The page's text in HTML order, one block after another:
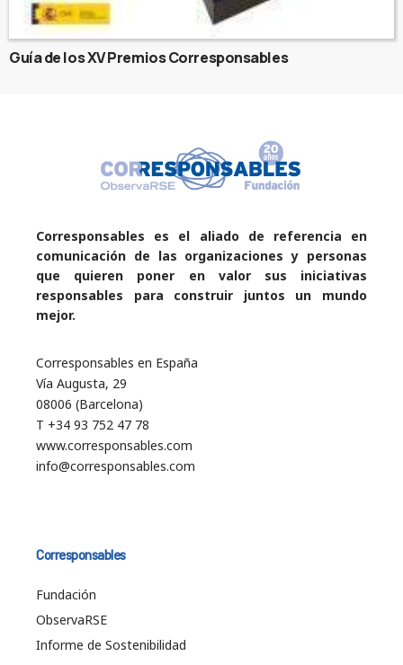
Guía de los XV Premios Corresponsables
Corresponsables es el aliado de referencia en
comunicación de las organizaciones y personas
que quieren poner en valor sus iniciativas
responsables para construir juntos un mundo
mejor.
Corresponsables en España
Vía Augusta, 29
08006 (Barcelona)
T +34 93 752 47 78
www.corresponsables.com
info@corresponsables.com
Corresponsables
Fundación
ObservaRSE
Informe de Sostenibilidad